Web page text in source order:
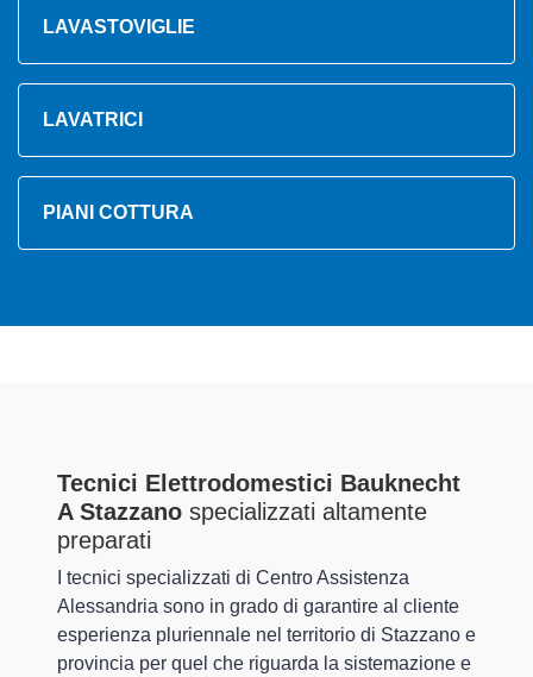
LAVASTOVIGLIE
LAVATRICI
PIANI COTTURA
Tecnici Elettrodomestici Bauknecht
A Stazzano specializzati altamente
preparati
I tecnici specializzati di Centro Assistenza
Alessandria sono in grado di garantire al cliente
esperienza pluriennale nel territorio di Stazzano e
provincia per quel che riguarda la sistemazione e